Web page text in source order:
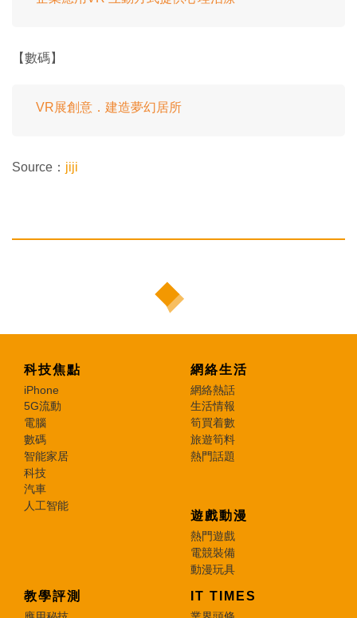
【數碼】
VR展創意．建造夢幻居所
Source： jiji
科技焦點
iPhone
5G流動
電腦
數碼
智能家居
科技
汽車
人工智能
網絡生活
網絡熱話
生活情報
筍買着數
旅遊筍料
熱門話題
遊戲動漫
熱門遊戲
電競裝備
動漫玩具
教學評測 IT TIMES